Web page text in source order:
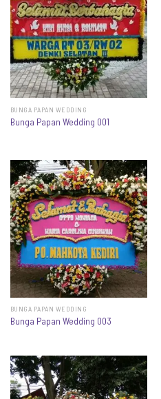
BUNGA PAPAN WEDDING
Bunga Papan Wedding 001
BUNGA PAPAN WEDDING
Bunga Papan Wedding 003